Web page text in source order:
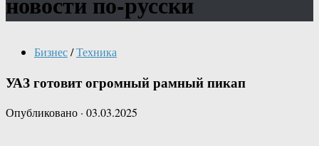
Бизнес/Техника
УАЗ готовит огромный рамный пикап
Опубликовано · 03.03.2025